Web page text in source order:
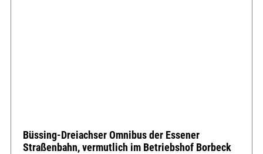
Büssing-Dreiachser Omnibus der Essener
Straßenbahn, vermutlich im Betriebshof Borbeck